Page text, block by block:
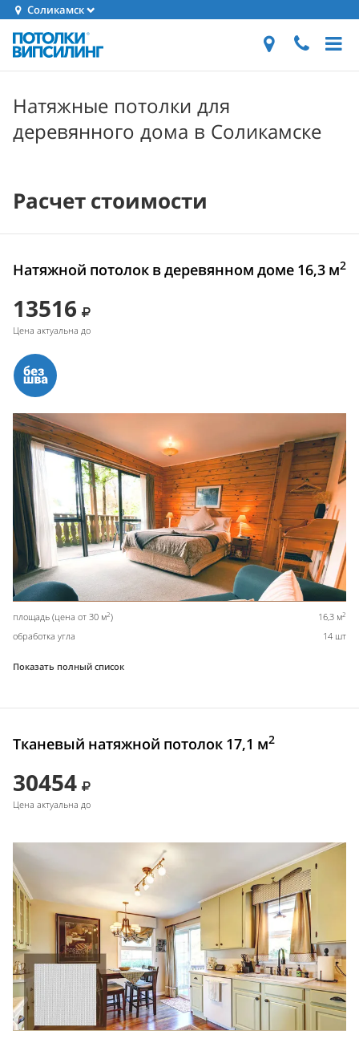
Соликамск
Натяжные потолки для
деревянного дома в Соликамске
Расчет стоимости
Натяжной потолок в деревянном доме 16,3 м2
13516
Цена актуальна до
площадь (цена от 30 м2) 16,3 м2
обработка угла 14 шт
Показать полный список
Тканевый натяжной потолок 17,1 м2
30454
Цена актуальна до